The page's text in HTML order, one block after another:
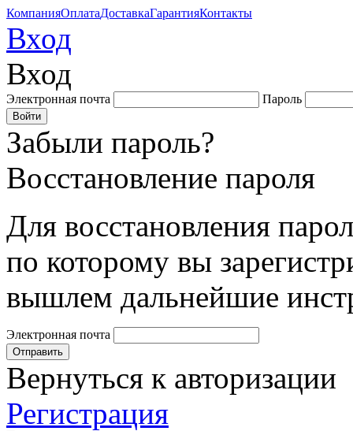
КомпанияОплатаДоставкаГарантияКонтакты
Вход
Вход
Электронная почта Пароль
Забыли пароль?
Восстановление пароля
Для восстановления
по которому вы
вышлем дальнейшие
Электронная почта
Вернуться к авторизации
Регистрация